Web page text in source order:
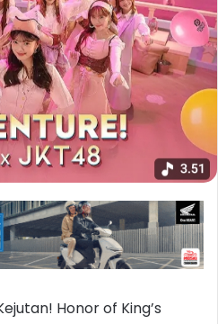
Honor of King’s